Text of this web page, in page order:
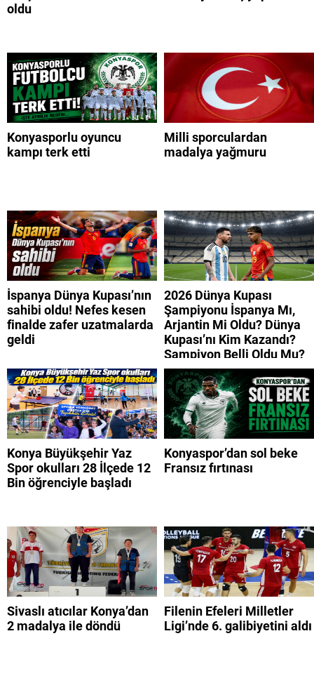
oldu
Konyasporlu oyuncu
kampı terk etti
Milli sporculardan
madalya yağmuru
İspanya Dünya Kupası’nın
sahibi oldu! Nefes kesen
finalde zafer uzatmalarda
geldi
2026 Dünya Kupası
Şampiyonu İspanya Mı,
Arjantin Mi Oldu? Dünya
Kupası’nı Kim Kazandı?
Şampiyon Belli Oldu Mu?
Konya Büyükşehir Yaz
Spor okulları 28 İlçede 12
Bin öğrenciyle başladı
Konyaspor’dan sol beke
Fransız fırtınası
Sivaslı atıcılar Konya’dan
2 madalya ile döndü
Filenin Efeleri Milletler
Ligi’nde 6. galibiyetini aldı